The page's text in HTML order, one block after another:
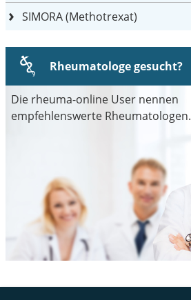
SIMORA (Methotrexat)
Rheumatologe gesucht?
Die rheuma-online User nennen
empfehlenswerte Rheumatologen.